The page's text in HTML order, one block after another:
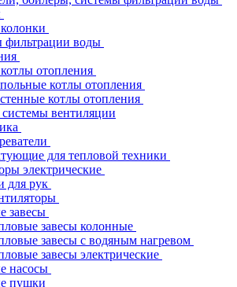
фильтрации воды
отопления
котлы отопления
котлы отопления
вентиляции
для тепловой техники
электрические
для рук
завесы
завесы колонные
завесы с водяным нагревом
завесы электрические
насосы
пушки